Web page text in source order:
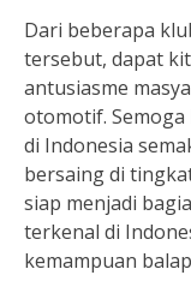
Dari beberapa
tersebut, dapat
antusiasme
otomotif.
di Indonesia
bersaing di
siap menjadi
terkenal di
kemampuan